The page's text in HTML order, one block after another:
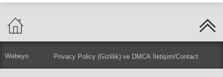
Webeyo Privacy Policy (Gizlilik) ve DMCA İletişim/Contact